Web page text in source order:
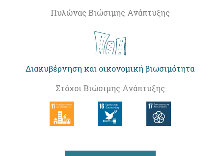
Πυλώνας Βιώσιμης Ανάπτυξης
Διακυβέρνηση και οικονομική βιωσιμότητα
Στόχοι Βιώσιμης Ανάπτυξης